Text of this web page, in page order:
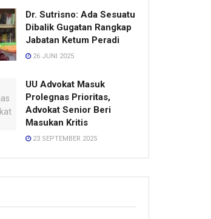
Dr. Sutrisno: Ada Sesuatu
Dibalik Gugatan Rangkap
Jabatan Ketum Peradi
26 JUNI 2025
UU Advokat Masuk
Prolegnas Prioritas,
Advokat Senior Beri
Masukan Kritis
23 SEPTEMBER 2025